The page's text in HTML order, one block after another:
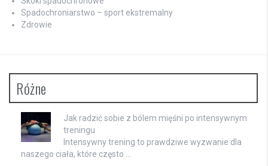
Spadochroniarstwo – sport ekstremalny
Zdrowie
Różne
Jak radzić sobie z bólem mięśni po intensywnym
treningu
Intensywny trening to prawdziwe wyzwanie dla
naszego ciała, które często …